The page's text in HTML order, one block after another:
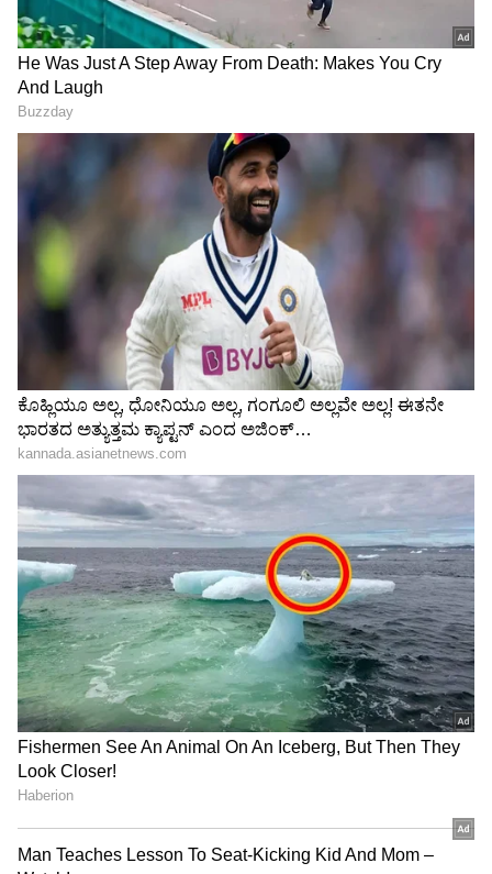
Related Articles
ಹಾಗೆ ನೋಡಬೇಡ್ರಪ್ಪ, ನಾಚಿಕೆ ಆಗ್ತದೆ ಎನ್ನುತ್ತಲೇ ರಾಘು
ಜೊತೆ Bigg Boss ರಕ್ಷಿತಾ ಶೆಟ್ಟಿ ಸಕತ್​ ಸ್ಟೆಪ್​
Bigg Boss ರಕ್ಷಿತಾ ಶೆಟ್ಟಿ ಫಿಟ್​ನೆಸ್​ ಟಿಪ್ಸ್​ಗೆ ರಘು
ಸುಸ್ತೋ ಸುಸ್ತು: ಇವತ್ತಿನಿಂದಲೇ ರೆಡಿ ಎಂದ ಫ್ಯಾನ್ಸ್​
Image Credit :Colors Kannada Instagram
ಷೋಗಳಲ್ಲಿ ಸರ್ವೇ ಸಾಮಾನ್ಯ
ಅಷ್ಟಕ್ಕೂ ರಿಯಾಲಿಟಿ ಷೋಗಳಲ್ಲಿ ಟಿಆರ್​ಪಿಗಾಗಿ ಇಂಥ
ದೃಶ್ಯಗಳನ್ನು ತೋರಿಸುವುದು ಸರ್ವೇ ಸಾಮಾನ್ಯ. ಅದು ಡಾನ್ಸ್​
ರಿಯಾಲಿಟಿ ಷೋ ಆಗಿರಲಿ, ಸಂಗೀತದ್ದೇ ಆಗಿರಲಿ, ಇಲ್ಲಿರುವಂತೆ
ಅಡುಗೆಯದ್ದೇ ಆಗಿರಲಿ. ಅಲ್ಲಿ ಅವುಗಳಿಗಿಂತಲೂ ಹೆಚ್ಚಿಗೆ
ರಾರಾಜಿಸುವುದು ಇಂಥ ಲವ್​ ವಿಷಯಗಳೇ. ಇಂಥ ಜೋಕ್​
ಗಳೇ. ಜನರು ಇಂಥದ್ದನ್ನು ತುಂಬಾ ಇಷ್ಟಪಟ್ಟು ನೋಡುವ
ಕಾರಣ ವಾಹಿನಿಗಳು ಇವುಗಳನ್ನು ತೋರಿಸುತ್ತವೆ.